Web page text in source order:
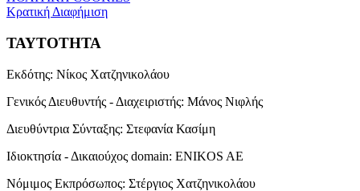
Κρατική Διαφήμιση
ΤΑΥΤΟΤΗΤΑ
Εκδότης: Νίκος Χατζηνικολάου
Γενικός Διευθυντής - Διαχειριστής: Μάνος Νιφλής
Διευθύντρια Σύνταξης: Στεφανία Κασίμη
Ιδιοκτησία - Δικαιούχος domain: ENIKOS AE
Νόμιμος Εκπρόσωπος: Στέργιος Χατζηνικολάου